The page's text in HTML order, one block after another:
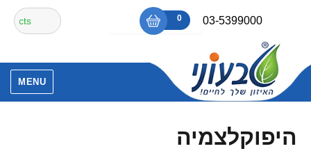
content
03-5399000
₪0
0
אין מוצרים בסל הקניות.
חיפוש
עבור:
MENU
היפוקלצמיה